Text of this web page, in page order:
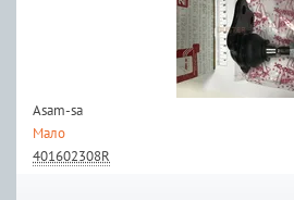
Asam-sa
Мало
401602308R